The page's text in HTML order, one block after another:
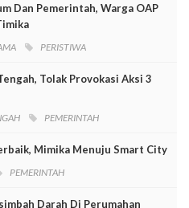
Dan Pemerintah, Warga OAP
PERISTIWA
Tolak Provokasi Aksi 3
PEMERINTAH
Mimika Menuju Smart City
PEMERINTAH
Darah Di Perumahan